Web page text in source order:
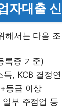
자대출
해서는 다음
록증 기준)
, KCB 결정
등급 이상
부 주점업 등